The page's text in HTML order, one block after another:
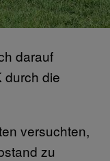
darauf
durch die
versuchten,
zu